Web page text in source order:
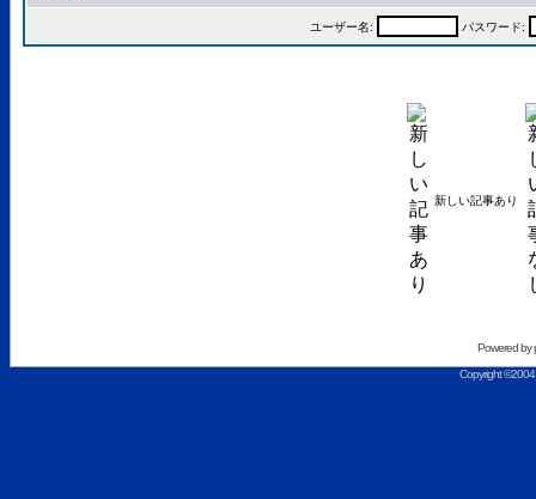
ユーザー名: パスワード:
新しい記事あり
Powered by
Copyright ©2004